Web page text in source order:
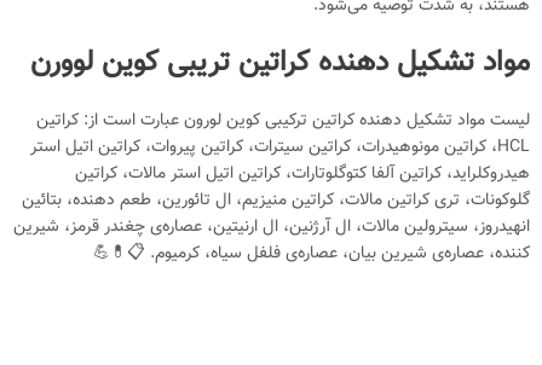
هستند، به شدت توصیه می‌شود.
مواد تشکیل دهنده کراتین تریبی کوین لوورن
لیست مواد تشکیل دهنده کراتین ترکیبی کوین لورون عبارت است از: کراتین
HCL، کراتین مونوهیدرات، کراتین سیترات، کراتین پیروات، کراتین اتیل استر
هیدروکلراید، کراتین آلفا کتوگلوتارات، کراتین اتیل استر مالات، کراتین
گلوکونات، تری کراتین مالات، کراتین منیزیم، ال تائورین، طعم دهنده، بتائین
انهیدروز، سیترولین مالات، ال آرژنین، ال ارنیتین، عصاره‌ی چغندر قرمز، شیرین
کننده، عصاره‌ی شیرین بیان، عصاره‌ی فلفل سیاه، کرمیوم. 📋💊💪